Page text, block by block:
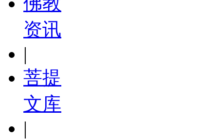
资讯
|
菩提
文库
|